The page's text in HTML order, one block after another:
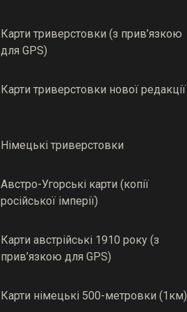
Карти триверстовки (з прив’язкою
для GPS)
Карти триверстовки нової редакції
Німецькі триверстовки
Австро-Угорські карти (копії
російської імперії)
Карти австрійські 1910 року (з
прив’язкою для GPS)
Карти німецькі 500-метровки (1км)